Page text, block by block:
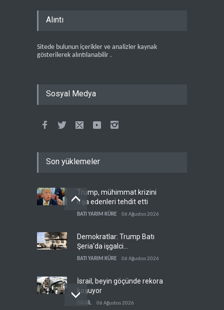
Alıntı
Sitede bulunun içerikler ve analizler kaynak
gösterilerek alıntılanabilir .
Sosyal Medya
Son yüklemeler
Trump, mühimmat krizini
ifşa edenleri tehdit etti
BATI YARIM KÜRE 06 Ağustos 2026
Demokratlar: Trump Batı
Şeria'da işgalci
yerleşimcilere cezasızlık
BATI YARIM KÜRE 06 Ağustos 2026
İsrail, beyin göçünde rekora
koşuyor
İSRAİL 06 Ağustos 2026